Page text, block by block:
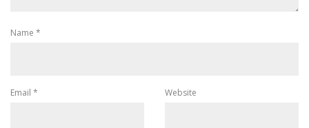
Name *
Email * Website